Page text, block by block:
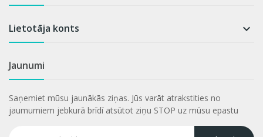
Lietotāja konts 
Jaunumi
Saņemiet mūsu jaunākās ziņas. Jūs varāt atrakstities no
jaumumiem jebkurā brīdī atsūtot ziņu STOP uz mūsu epastu